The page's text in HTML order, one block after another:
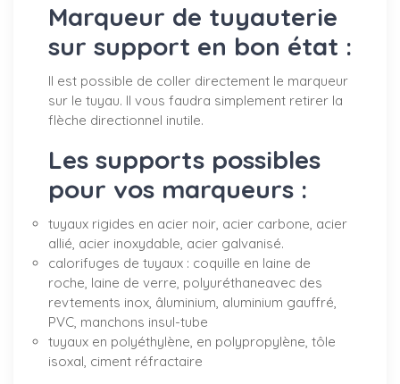
Marqueur de tuyauterie
sur support en bon état :
Il est possible de coller directement le marqueur
sur le tuyau. Il vous faudra simplement retirer la
flèche directionnel inutile.
Les supports possibles
pour vos marqueurs :
tuyaux rigides en acier noir, acier carbone, acier
allié, acier inoxydable, acier galvanisé.
calorifuges de tuyaux : coquille en laine de
roche, laine de verre, polyuréthaneavec des
revtements inox, âluminium, aluminium gauffré,
PVC, manchons insul-tube
tuyaux en polyéthylène, en polypropylène, tôle
isoxal, ciment réfractaire